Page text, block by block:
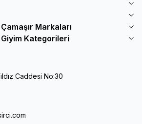
Markaları
Kategorileri
Caddesi No:30